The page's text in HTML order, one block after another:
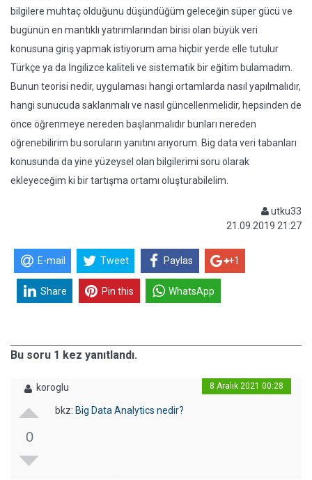
bilgilere muhtaç olduğunu düşündüğüm geleceğin süper gücü ve
bugünün en mantıklı yatırımlarından birisi olan büyük veri
konusuna giriş yapmak istiyorum ama hiçbir yerde elle tutulur
Türkçe ya da İngilizce kaliteli ve sistematik bir eğitim bulamadım.
Bunun teorisi nedir, uygulaması hangi ortamlarda nasıl yapılmalıdır,
hangi sunucuda saklanmalı ve nasıl güncellenmelidir, hepsinden de
önce öğrenmeye nereden başlanmalıdır bunları nereden
öğrenebilirim bu soruların yanıtını arıyorum. Big data veri tabanları
konusunda da yine yüzeysel olan bilgilerimi soru olarak
ekleyeceğim ki bir tartışma ortamı oluşturabilelim.
utku33
21.09.2019 21:27
E-mail Tweet Paylas +1
Share Pin this WhatsApp
Bu soru 1 kez yanıtlandı.
koroglu 8 Aralık 2021 00:28
0
bkz: Big Data Analytics nedir?